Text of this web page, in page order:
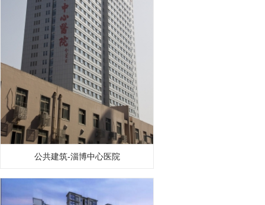
公共建筑-淄博中心医院